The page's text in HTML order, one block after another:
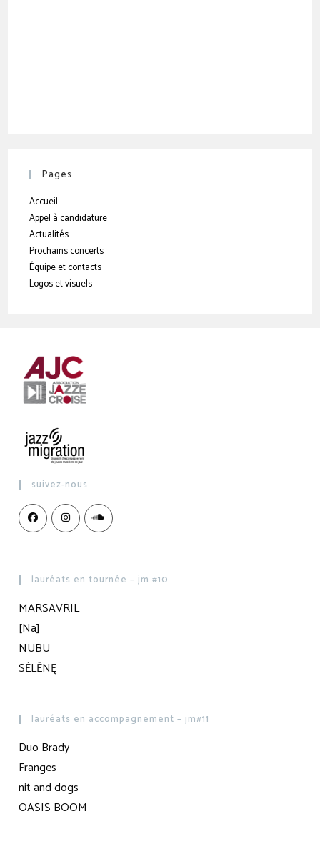
Pages
Accueil
Appel à candidature
Actualités
Prochains concerts
Équipe et contacts
Logos et visuels
suivez-nous
lauréats en tournée – jm #10
MARSAVRIL
[Na]
NUBU
SĖLĒNĘ
lauréats en accompagnement – jm#11
Duo Brady
Franges
nit and dogs
OASIS BOOM